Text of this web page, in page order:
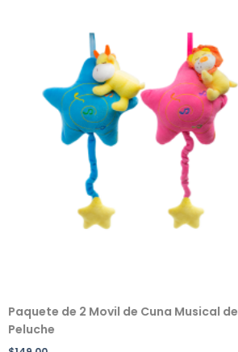
Paquete de 2 Movil de Cuna Musical de
Peluche